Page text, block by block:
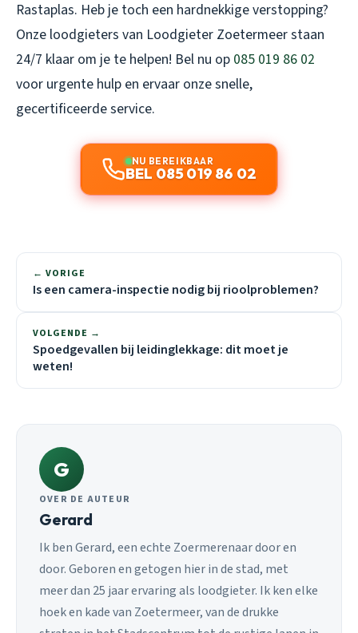
Rastaplas. Heb je toch een hardnekkige verstopping?
Onze loodgieters van Loodgieter Zoetermeer staan
24/7 klaar om je te helpen! Bel nu op 085 019 86 02
voor urgente hulp en ervaar onze snelle,
gecertificeerde service.
NU BEREIKBAAR
BEL 085 019 86 02
← VORIGE
Is een camera-inspectie nodig bij rioolproblemen?
VOLGENDE →
Spoedgevallen bij leidinglekkage: dit moet je
weten!
G
OVER DE AUTEUR
Gerard
Ik ben Gerard, een echte Zoermerenaar door en
door. Geboren en getogen hier in de stad, met
meer dan 25 jaar ervaring als loodgieter. Ik ken elke
hoek en kade van Zoetermeer, van de drukke